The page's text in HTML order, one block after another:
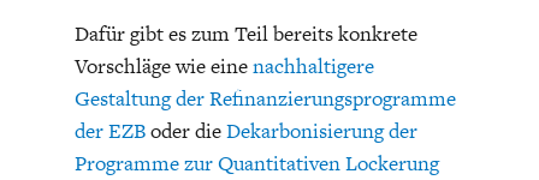
Dafür gibt es zum Teil bereits konkrete
Vorschläge wie einenachhaltigere
Gestaltung der Refinanzierungsprogramme
der EZBoder dieDekarbonisierung der
Programme zur Quantitativen Lockerung